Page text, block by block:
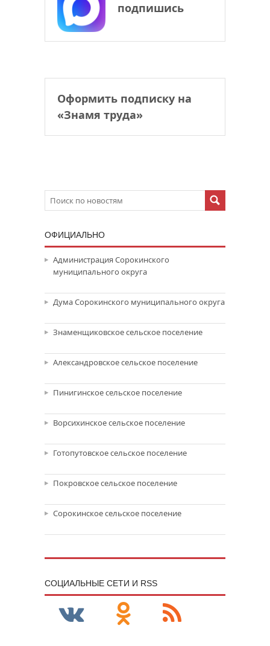
подпишись
Оформить подписку на
«Знамя труда»
ОФИЦИАЛЬНО
Администрация Сорокинского
муниципального округа
Дума Сорокинского муниципального округа
Знаменщиковское сельское поселение
Александровское сельское поселение
Пинигинское сельское поселение
Ворсихинское сельское поселение
Готопутовское сельское поселение
Покровское сельское поселение
Сорокинское сельское поселение
CОЦИАЛЬНЫЕ СЕТИ И RSS